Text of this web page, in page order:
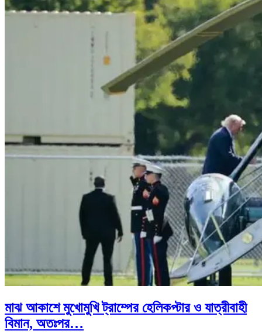
মাঝ আকাশে মুখোমুখি ট্রাম্পের হেলিকপ্টার ও যাত্রীবাহী
বিমান, অতঃপর…